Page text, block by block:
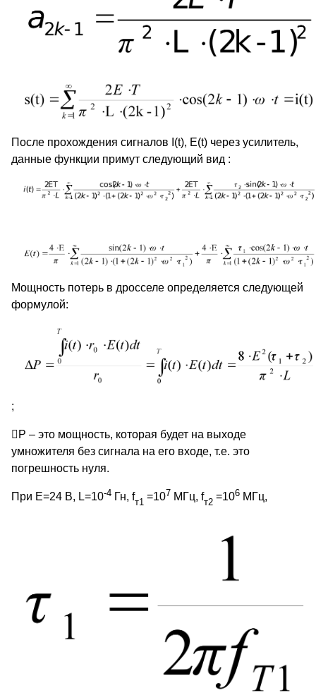
После прохождения сигналов I(t), E(t) через усилитель,
данные функции примут следующий вид :
Мощность потерь в дросселе определяется следующей
формулой:
;
P – это мощность, которая будет на выходе
умножителя без сигнала на его входе, т.е. это
погрешность нуля.
При E=24 B, L=10-4 Гн, fт1 =107 МГц, fт2 =106 МГц,